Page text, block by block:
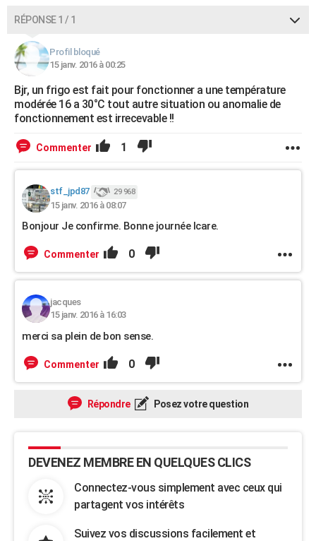
Alimentation
Guide de la santé
Maladies
Médicaments
Sommeil
VOYAGE
Destinations
City break
Voyage nature
Voyage de noces
Forum
Climat
PHOTO
GUIDES D'ACHAT
BONS PLANS
Carte de Noël
Carte Bonne année
Carte Saint-Valentin
Carte Pâques
Carte d'anniversaire
Dictionnaire
Biographies
Citations
Expressions
Proverbes
PROGRAMME TV
AVIS DE DÉCÈS
FORUM
Bricolage
Lifestyle
Culture
Sport
Auto
Television
Voyage
Cinema
RÉPONSE 1 / 1
Profil bloqué
15 janv. 2016 à 00:25
Bjr, un frigo est fait pour fonctionner a une température
modérée 16 a 30°C tout autre situation ou anomalie de
fonctionnement est irrecevable !!
Commenter 1
stf_jpd87 29 968
15 janv. 2016 à 08:07
Bonjour Je confirme. Bonne journée Icare.
Commenter 0
jacques
15 janv. 2016 à 16:03
merci sa plein de bon sense.
Commenter 0
Répondre Posez votre question
DEVENEZ MEMBRE EN QUELQUES CLICS
Connectez-vous simplement avec ceux qui
partagent vos intérêts
Suivez vos discussions facilement et